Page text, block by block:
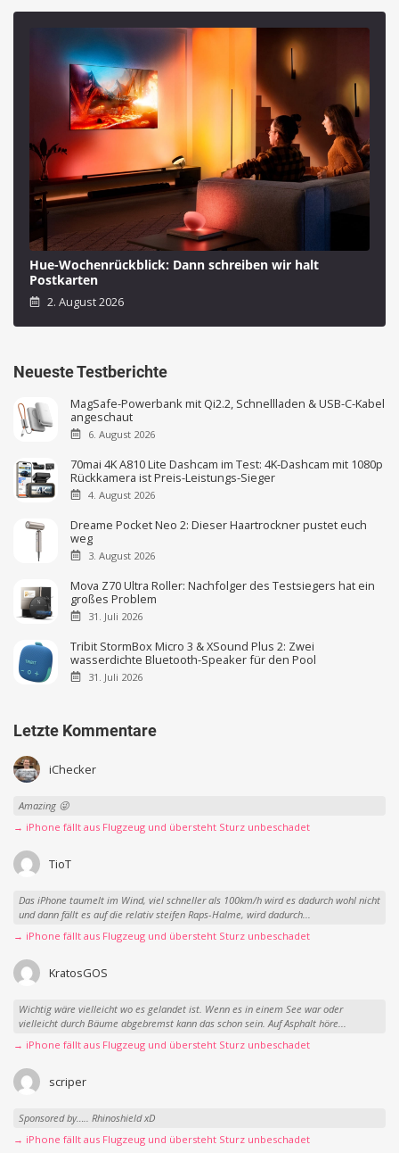
Hue-Wochenrückblick: Dann schreiben wir halt
Postkarten
2. August 2026
Neueste Testberichte
MagSafe-Powerbank mit Qi2.2, Schnellladen & USB-C-Kabel
angeschaut
6. August 2026
70mai 4K A810 Lite Dashcam im Test: 4K-Dashcam mit 1080p
Rückkamera ist Preis-Leistungs-Sieger
4. August 2026
Dreame Pocket Neo 2: Dieser Haartrockner pustet euch
weg
3. August 2026
Mova Z70 Ultra Roller: Nachfolger des Testsiegers hat ein
großes Problem
31. Juli 2026
Tribit StormBox Micro 3 & XSound Plus 2: Zwei
wasserdichte Bluetooth-Speaker für den Pool
31. Juli 2026
Letzte Kommentare
iChecker
Amazing 😜
→ iPhone fällt aus Flugzeug und übersteht Sturz unbeschadet
TioT
Das iPhone taumelt im Wind, viel schneller als 100km/h wird es dadurch wohl nicht
und dann fällt es auf die relativ steifen Raps-Halme, wird dadurch...
→ iPhone fällt aus Flugzeug und übersteht Sturz unbeschadet
KratosGOS
Wichtig wäre vielleicht wo es gelandet ist. Wenn es in einem See war oder
vielleicht durch Bäume abgebremst kann das schon sein. Auf Asphalt höre...
→ iPhone fällt aus Flugzeug und übersteht Sturz unbeschadet
scriper
Sponsored by….. Rhinoshield xD
→ iPhone fällt aus Flugzeug und übersteht Sturz unbeschadet